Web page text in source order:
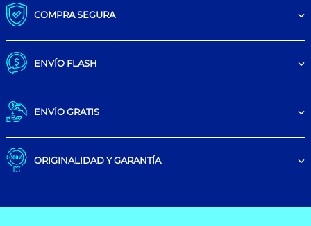
COMPRA SEGURA
ENVÍO FLASH
ENVÍO GRATIS
ORIGINALIDAD Y GARANTÍA